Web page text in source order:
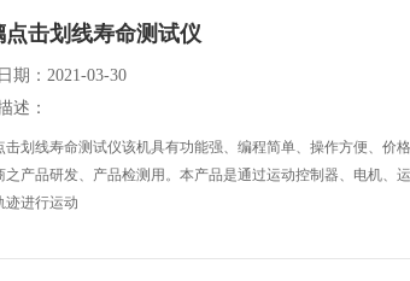
点击划线寿命测试仪
期：2021-03-30
述：
击划线寿命测试仪该机具有功能强、编程简单、操作方便、价
之产品研发、产品检测用。本产品是通过运动控制器、电机、
迹进行运动